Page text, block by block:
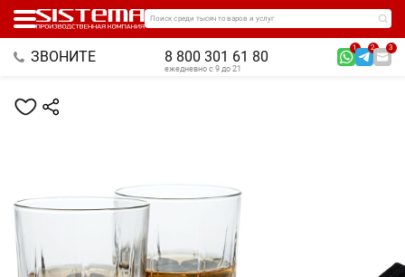
Поиск среди тысяч товаров и услуг
ЗВОНИТЕ 8 800 301 61 80
1 2 3
ежедневно с 9 до 21